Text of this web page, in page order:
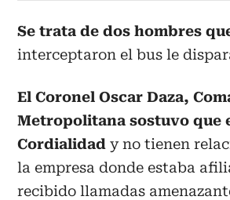
Se trata de dos hombres
interceptaron el bus le
El Coronel Oscar Daza,
Metropolitana sostuvo que
Cordialidad y no tienen
la empresa donde estaba
recibido llamadas